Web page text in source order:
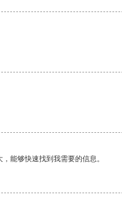
能够快速找到我需要的信息。